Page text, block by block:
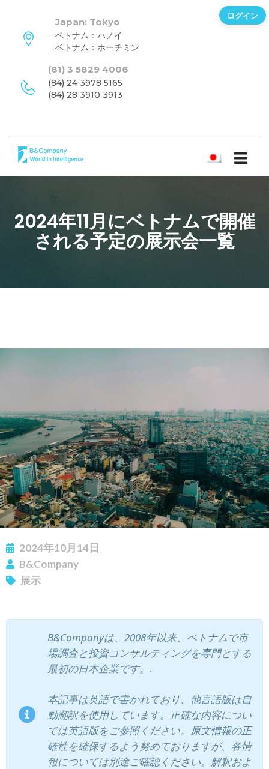
Japan: Tokyo
ベトナム：ハノイ
ベトナム：ホーチミン
(81) 3 5829 4006
(84) 24 3978 5165
(84) 28 3910 3913
日本語
2024年11月にベトナムで開催
される予定の展示会一覧
2024年10月14日
B&Company
展示
B&Companyは、2008年以来、ベトナムで市
場調査と投資コンサルティングを専門とする
最初の日本企業です。.
本記事は英語で書かれており、他言語版は自
動翻訳を使用しています。正確な内容につい
ては英語版をご参照ください。原文情報の正
確性を確保するよう努めておりますが、各情
報については別途ご確認ください。解釈およ
ログイン